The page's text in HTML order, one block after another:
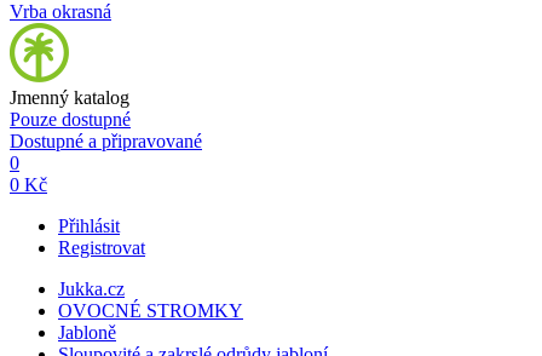
Vrba okrasná
Jmenný katalog
Pouze dostupné
Dostupné a připravované
0
0 Kč
Přihlásit
Registrovat
Jukka.cz
OVOCNÉ STROMKY
Jabloně